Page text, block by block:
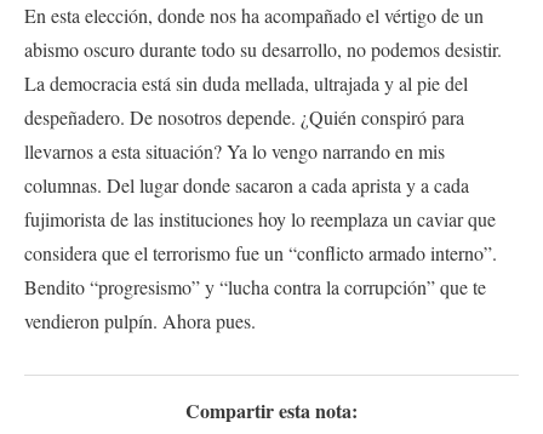
En esta elección, donde nos ha acompañado el vértigo de un
abismo oscuro durante todo su desarrollo, no podemos desistir.
La democracia está sin duda mellada, ultrajada y al pie del
despeñadero. De nosotros depende. ¿Quién conspiró para
llevarnos a esta situación? Ya lo vengo narrando en mis
columnas. Del lugar donde sacaron a cada aprista y a cada
fujimorista de las instituciones hoy lo reemplaza un caviar que
considera que el terrorismo fue un “conflicto armado interno”.
Bendito “progresismo” y “lucha contra la corrupción” que te
vendieron pulpín. Ahora pues.
Compartir esta nota: